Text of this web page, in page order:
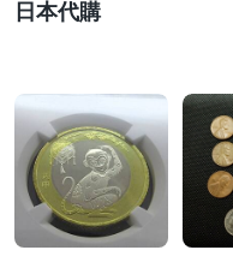
日本代購